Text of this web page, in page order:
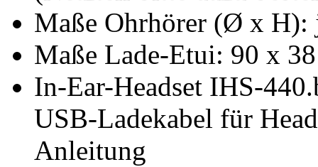
Maße Ohrhörer (Ø x H):
Maße Lade-Etui: 90 x
In-Ear-Headset IHS-
USB-Ladekabel für
Anleitung